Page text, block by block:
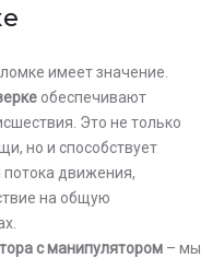
имеет значение.
обеспечивают
Это не только
но и способствует
движения,
на общую
с манипулятором – мы